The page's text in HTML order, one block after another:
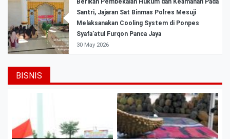
Berikan Pembekalan Hukum dan Keamanan Pada
Santri, Jajaran Sat Binmas Polres Mesuji
Melaksanakan Cooling System di Ponpes
Syafa’atul Furqon Panca Jaya
30 May 2026
BISNIS